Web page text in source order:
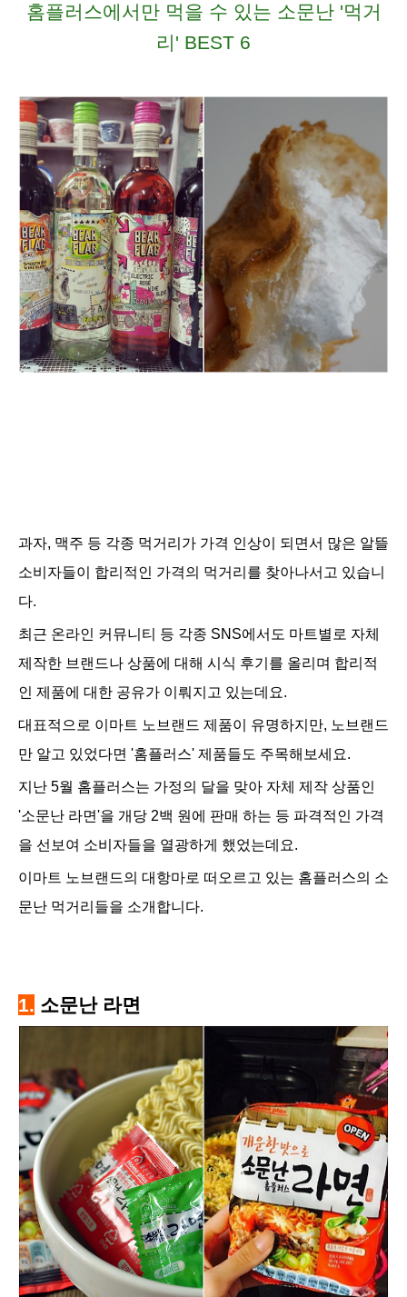
홈플러스에서만 먹을 수 있는 소문난 '먹거
리' BEST 6
과자, 맥주 등 각종 먹거리가 가격 인상이 되면서 많은 알뜰
소비자들이 합리적인 가격의 먹거리를 찾아나서고 있습니
다.
최근 온라인 커뮤니티 등 각종 SNS에서도 마트별로 자체
제작한 브랜드나 상품에 대해 시식 후기를 올리며 합리적
인 제품에 대한 공유가 이뤄지고 있는데요.
대표적으로 이마트 노브랜드 제품이 유명하지만, 노브랜드
만 알고 있었다면 '홈플러스' 제품들도 주목해보세요.
지난 5월 홈플러스는 가정의 달을 맞아 자체 제작 상품인
'소문난 라면'을 개당 2백 원에 판매 하는 등 파격적인 가격
을 선보여 소비자들을 열광하게 했었는데요.
이마트 노브랜드의 대항마로 떠오르고 있는 홈플러스의 소
문난 먹거리들을 소개합니다.
1. 소문난 라면